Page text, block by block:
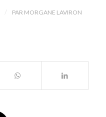
PAR MORGANE LAVIRON